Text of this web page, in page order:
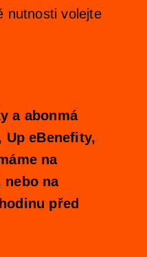
orchestru
nutnosti volejte
a abonmá
eBenefity,
na
nebo na
před